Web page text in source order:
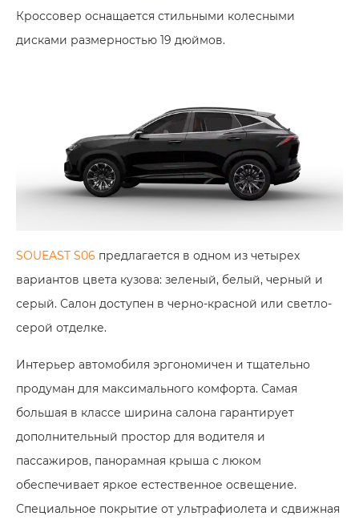
Кроссовер оснащается стильными колесными
дисками размерностью 19 дюймов.
SOUEAST S06 предлагается в одном из четырех
вариантов цвета кузова: зеленый, белый, черный и
серый. Салон доступен в черно-красной или светло-
серой отделке.
Интерьер автомобиля эргономичен и тщательно
продуман для максимального комфорта. Самая
большая в классе ширина салона гарантирует
дополнительный простор для водителя и
пассажиров, панорамная крыша с люком
обеспечивает яркое естественное освещение.
Специальное покрытие от ультрафиолета и сдвижная